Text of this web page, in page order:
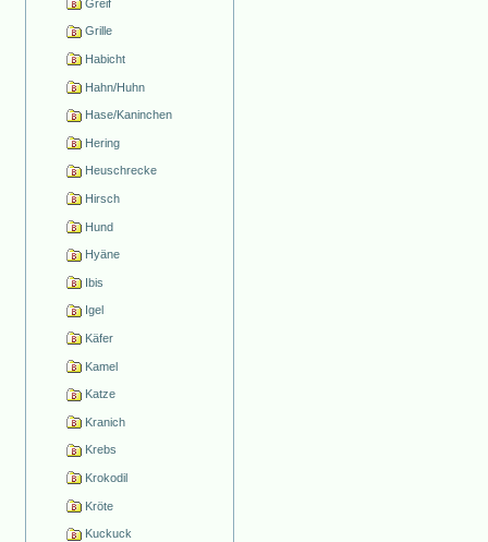
Greif
Grille
Habicht
Hahn/Huhn
Hase/Kaninchen
Hering
Heuschrecke
Hirsch
Hund
Hyäne
Ibis
Igel
Käfer
Kamel
Katze
Kranich
Krebs
Krokodil
Kröte
Kuckuck